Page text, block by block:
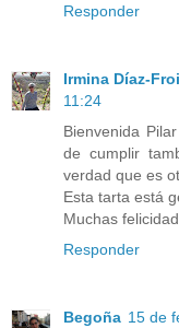
Responder
Irmina Díaz-
11:24
Bienvenida
de cumplir
verdad que es
Esta tarta está
Muchas
Responder
Begoña 15 de